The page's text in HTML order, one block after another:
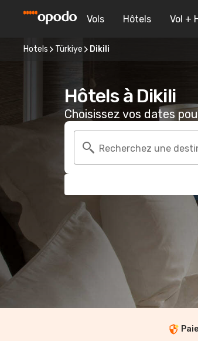
Vols Hôtels Vol +
Hotels Türkiye Dikili
Hôtels à Dikili
Choisissez vos dates